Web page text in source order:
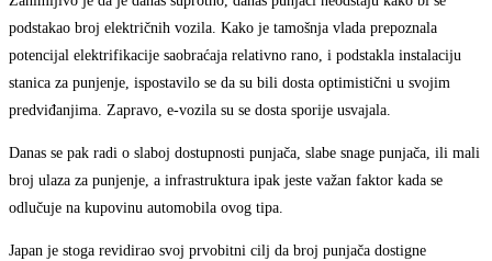
podstakao broj električnih vozila. Kako je tamošnja vlada prepoznala
potencijal elektrifikacije saobraćaja relativno rano, i podstakla instalaciju
stanica za punjenje, ispostavilo se da su bili dosta optimistični u svojim
predviđanjima. Zapravo, e-vozila su se dosta sporije usvajala.
Danas se pak radi o slaboj dostupnosti punjača, slabe snage punjača, ili mali
broj ulaza za punjenje, a infrastruktura ipak jeste važan faktor kada se
odlučuje na kupovinu automobila ovog tipa.
Japan je stoga revidirao svoj prvobitni cilj da broj punjača dostigne